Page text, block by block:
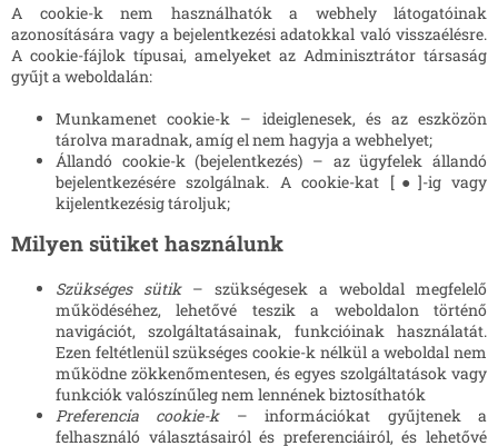
A cookie-k nem használhatók a webhely látogatóinak
azonosítására vagy a bejelentkezési adatokkal való visszaélésre.
A cookie-fájlok típusai, amelyeket az Adminisztrátor társaság
gyűjt a weboldalán:
Munkamenet cookie-k – ideiglenesek, és az eszközön
tárolva maradnak, amíg el nem hagyja a webhelyet;
Állandó cookie-k (bejelentkezés) – az ügyfelek állandó
bejelentkezésére szolgálnak. A cookie-kat [●]-ig vagy
kijelentkezésig tároljuk;
Milyen sütiket használunk
Szükséges sütik – szükségesek a weboldal megfelelő
működéséhez, lehetővé teszik a weboldalon történő
navigációt, szolgáltatásainak, funkcióinak használatát.
Ezen feltétlenül szükséges cookie-k nélkül a weboldal nem
működne zökkenőmentesen, és egyes szolgáltatások vagy
funkciók valószínűleg nem lennének biztosíthatók
Preferencia cookie-k – információkat gyűjtenek a
felhasználó választásairól és preferenciáiról, és lehetővé